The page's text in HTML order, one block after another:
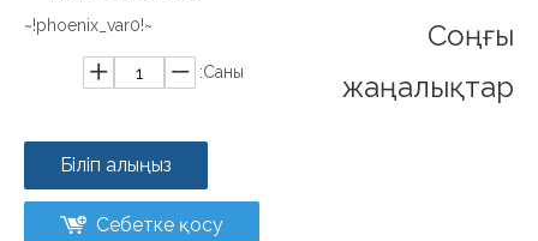
~!phoenix_var0!~
Саны:
Біліп алыңыз
Себетке қосу
Соңғы
жаңалықтар